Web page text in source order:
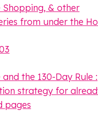
Shopping, & other
from under the
the 130-Day Rule :
strategy for
pages